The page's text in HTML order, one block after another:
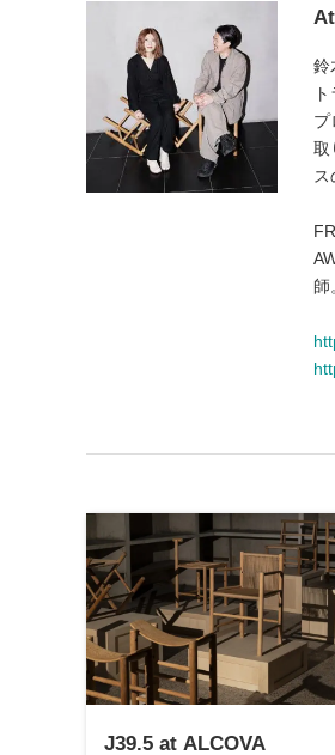
鈴
プ
取
師
J39.5 at ALCOVA